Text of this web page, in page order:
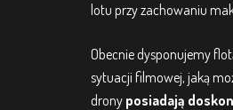
lotu przy zachowaniu
Obecnie dysponujemy
sytuacji filmowej, jaką
drony posiadają